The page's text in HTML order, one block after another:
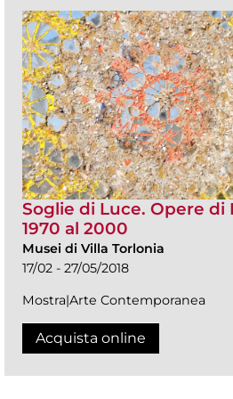
Soglie di Luce. Opere di
1970 al 2000
Musei di Villa Torlonia
17/02 - 27/05/2018
Mostra|Arte Contemporanea
Acquista online